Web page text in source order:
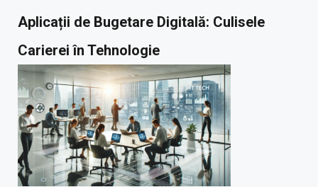
Aplicații de Bugetare Digitală: Culisele
Carierei în Tehnologie